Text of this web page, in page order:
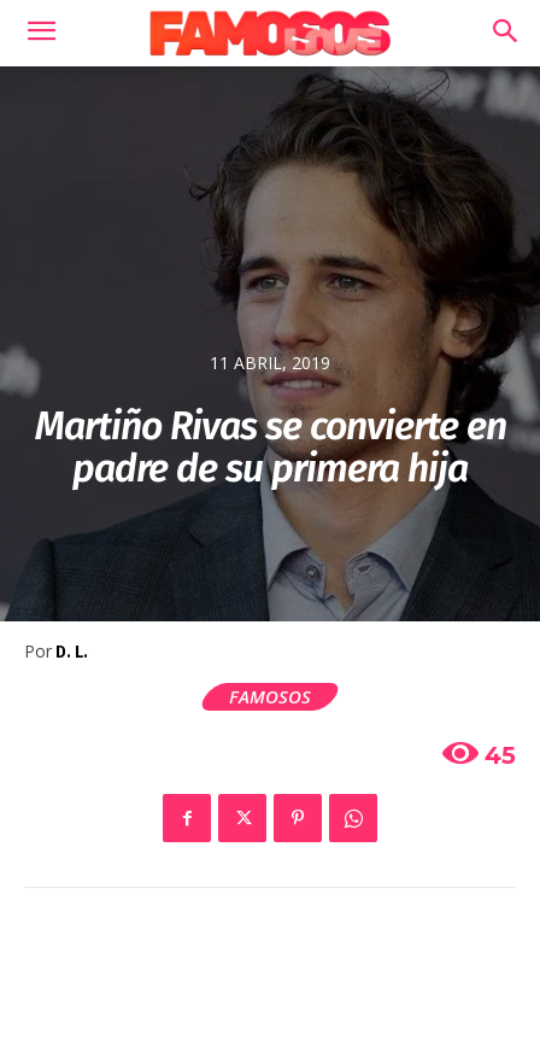
11 ABRIL, 2019
Martiño Rivas se convierte en
padre de su primera hija
Por D. L.
FAMOSOS
45